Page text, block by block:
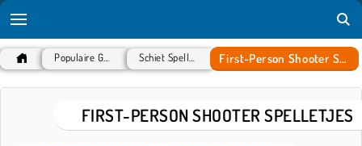
First-Person Shooter Spelletjes
FIRST-PERSON SHOOTER SPELLETJES